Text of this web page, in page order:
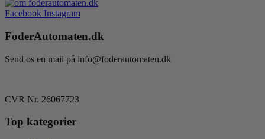
Facebook Instagram
FoderAutomaten.dk
Send os en mail på info@foderautomaten.dk
CVR Nr. 26067723
Top kategorier